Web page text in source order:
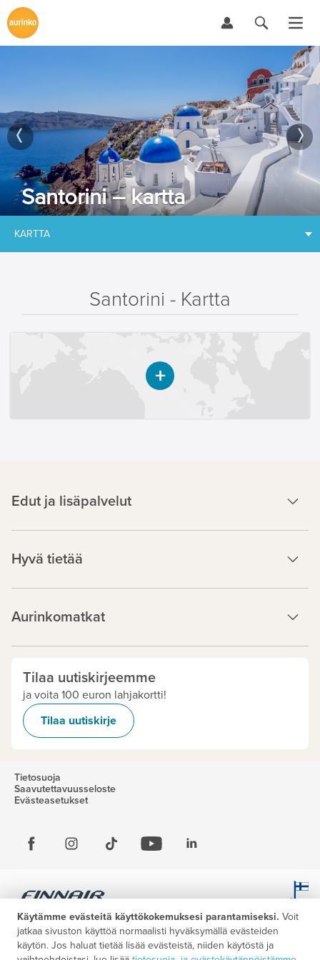
Santorini – kartta
KARTTA
Santorini - Kartta
Edut ja lisäpalvelut
Hyvä tietää
Aurinkomatkat
Tilaa uutiskirjeemme
ja voita 100 euron lahjakortti!
Tilaa uutiskirje
Tietosuoja
Saavutettavuusseloste
Evästeasetukset
Käytämme evästeitä käyttökokemuksesi parantamiseksi. Voit
jatkaa sivuston käyttöä normaalisti hyväksymällä evästeiden
käytön. Jos haluat tietää lisää evästeistä, niiden käytöstä ja